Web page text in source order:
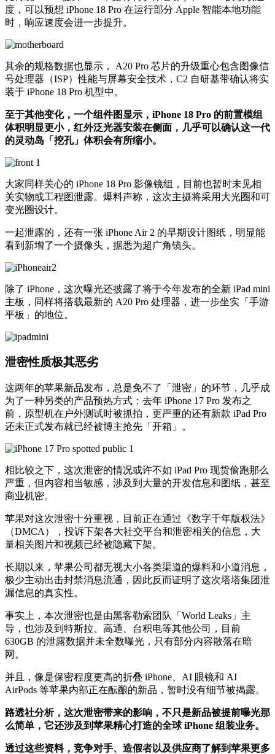
度，可以预想 iPhone 18 Pro 在运行部分 Apple 智能本地功能
时，响应速度会进一步提升。
其余的规格数据也显示， A20 Pro 芯片的升级重心包含图像信
号处理器（ISP）性能与屏幕安全技术，C2 自研基带确认将实
装于 iPhone 18 Pro 机型中。
至于其他变化，一个组件图显示，iPhone 18 Pro 的前置模组
体积明显更小，红外泛光器安装在侧面，几乎可以确认这一代
的灵动岛「挖孔」体积会有所缩小。
大家同样关心的 iPhone 18 Pro 影像镜组，目前也暂时未见相
关实物或工程图泄露。爆料声称，这次主摄将采用大光圈和可
变光圈设计。
一起泄露的，还有一张 iPhone Air 2 的早期设计图纸，明显能
看到新增了一个摄像头，据悉为超广角镜头。
除了 iPhone，这次曝光还披露了将于今年发布的全新 iPad mini
主板，同样将搭载最新的 A20 Pro 处理器，进一步坐实「手游
平板」的地位。
泄密性质极其恶劣
这两年的苹果新品发布，总是免不了「泄密」的环节，几乎成
为了一种另类的产品预热方式：去年 iPhone 17 Pro 发布之
前，原型机在户外测试时被抓拍，更严重的还有新款 iPad Pro
还未正式发布就已经被博主抢先「开箱」。
相比较之下，这次泄密的情况或许不如 iPad Pro 现货偷跑那么
严重，但内容相当敏感，涉及到大量的开发信息和图纸，甚至
商业机密。
苹果对这次泄密十分重视，目前正在通过《数字千年版权法》
（DMCA），投诉下架各大社交平台和泄密相关的信息，大
量相关图片和视频已经被隐藏下架。
长期以来，苹果公司都无视大小各类渠道的爆料和小道消息，
极少主动出击封禁消息流通，因此反而证明了这次塔塔集团泄
漏信息的真实性。
事实上，本次泄密也是由黑客勒索团队「World Leaks」主
导，也涉及到特斯拉、高通、台积电等其他公司，目前
630GB 的泄露数据并未全数曝光，只有部分内容散落在暗
网。
并且，像是保密程度更高的折叠 iPhone、AI 眼镜和 AI
AirPods 等苹果内部正在酝酿的新品，暂时没有细节被揭露。
路透社分析，这次泄密带来的影响，不只是新品被提前曝光那
么简单，它还涉及到苹果精心打造的全球 iPhone 组装业务。
透过这些资料，竞争对手、造假者以及供应商了解到苹果更多